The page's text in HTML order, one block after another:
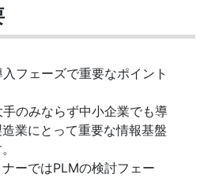
フェーズで重要なポイント
のみならず中小企業でも導
業にとって重要な情報基盤
ーではPLMの検討フェー